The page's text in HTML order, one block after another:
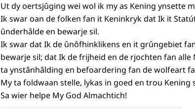
Ut dy oertsjûging wei wol ik my as Kening ynsette
Ik swar oan de folken fan it Keninkryk dat Ik it
ûnderhâlde en bewarje sil.
Ik swar dat Ik de ûnôfhinklikens en it grûngebiet
bewarje sil; dat Ik de frijheid en de rjochten fan
ta ynstânhâlding en befoardering fan de wolfeart
My ta foldwaan stelle, lykas in goed en trou Kening
Sa wier helpe My God Almachtich!